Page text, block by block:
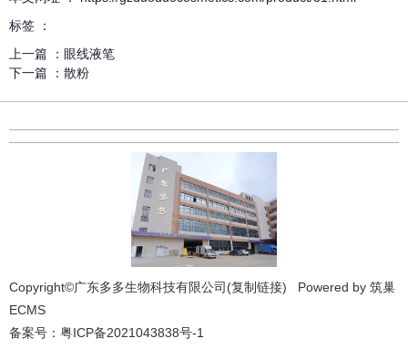
标签 ：
上一篇 ： 眼线液笔
下一篇 ： 散粉
Copyright©广东多多生物科技有限公司(复制链接) Powered by 筑巢
ECMS
备案号： 粤ICP备2021043838号-1